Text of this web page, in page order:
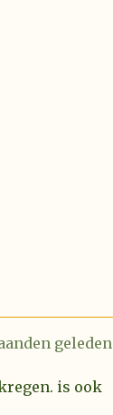
geleden
is ook